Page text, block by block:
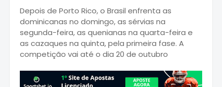
Depois de Porto Rico, o Brasil enfrenta as
dominicanas no domingo, as sérvias na
segunda-feira, as quenianas na quarta-feira e
as cazaques na quinta, pela primeira fase. A
competição vai até o dia 20 de outubro